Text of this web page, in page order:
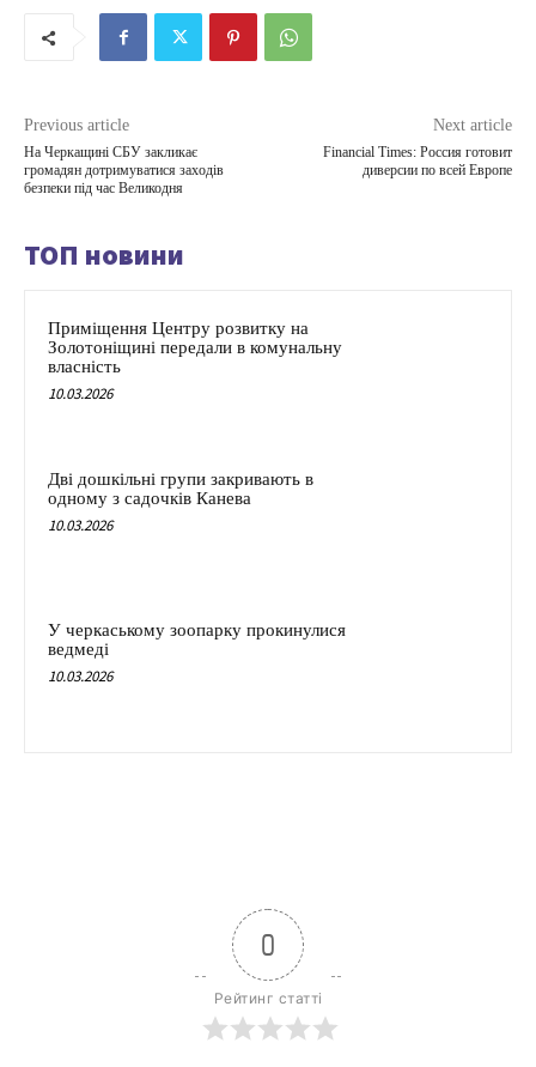
Previous article
На Черкащині СБУ закликає
громадян дотримуватися заходів
безпеки під час Великодня
Next article
Financial Times: Россия готовит
диверсии по всей Европе
ТОП новини
Приміщення Центру розвитку на
Золотоніщині передали в комунальну
власність
10.03.2026
Дві дошкільні групи закривають в
одному з садочків Канева
10.03.2026
У черкаському зоопарку прокинулися
ведмеді
10.03.2026
0
Рейтинг статті